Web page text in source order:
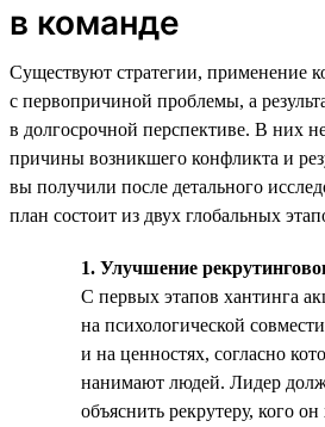
в команде
Существуют стратегии, применение
с первопричиной проблемы, а
в долгосрочной перспективе. В них
причины возникшего конфликта и
вы получили после детального
план состоит из двух глобальных
1. Улучшение
С первых этапов хантинга
на психологической
и на ценностях, согласно
нанимают людей. Лидер
объяснить рекрутеру, кого